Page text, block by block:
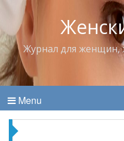
Журнал для женщин,
Menu